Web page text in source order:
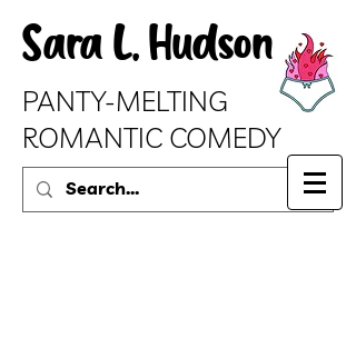
PANTY-MELTING
ROMANTIC COMEDY
Sara L. Hudson